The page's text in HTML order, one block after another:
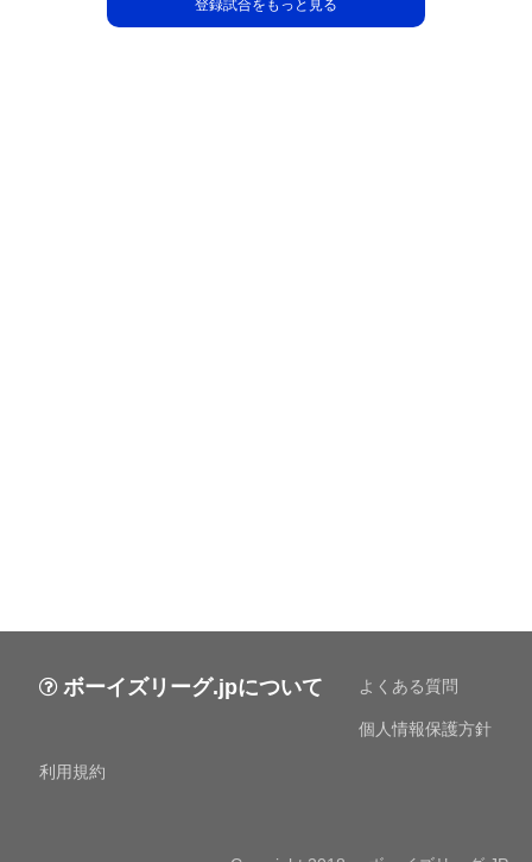
登録試合をもっと見る
ボーイズリーグ.jpについて よくある質問
個人情報保護方針
利用規約